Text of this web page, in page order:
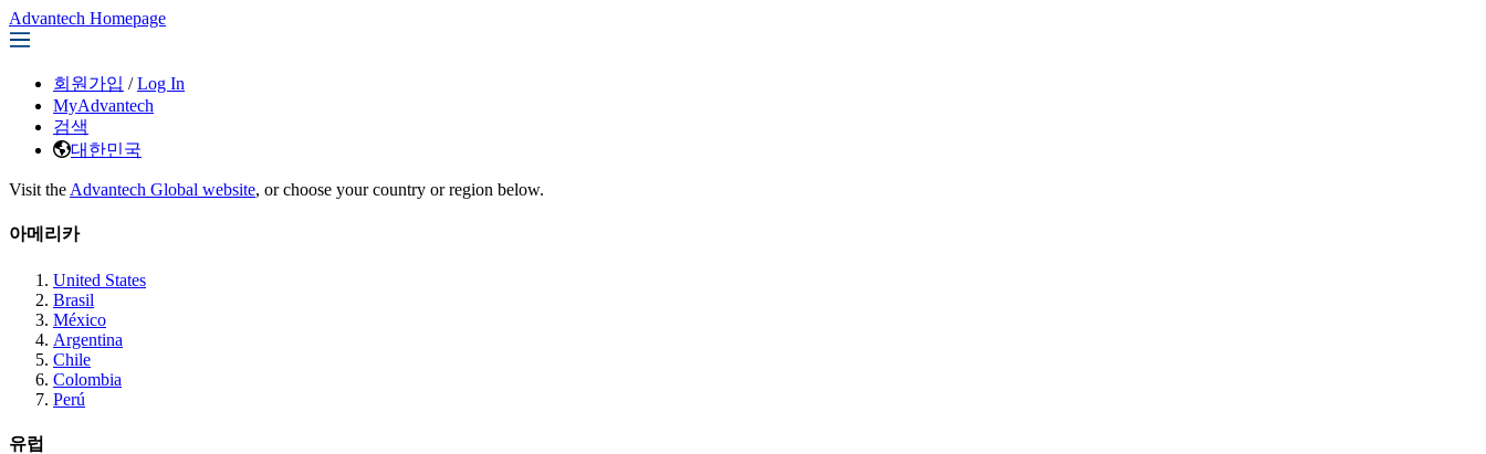
Advantech Homepage
회원가입 / Log In
MyAdvantech
검색
대한민국
Visit the Advantech Global website, or choose your country or region below.
아메리카
United States
Brasil
México
Argentina
Chile
Colombia
Perú
유럽